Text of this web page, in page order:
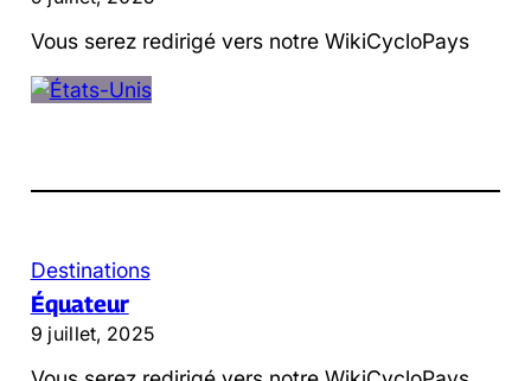
Vous serez redirigé vers notre WikiCycloPays
Destinations
Équateur
9 juillet, 2025